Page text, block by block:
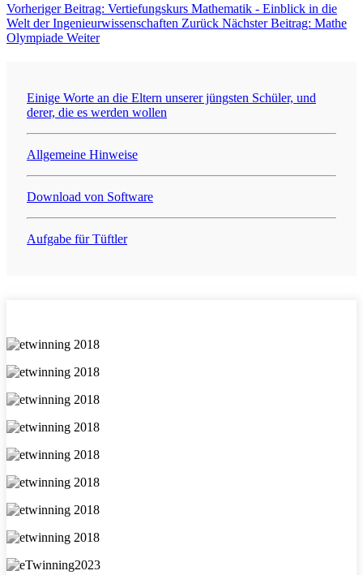
Vorheriger Beitrag: Vertiefungskurs Mathematik - Einblick in die
Welt der Ingenieurwissenschaften Zurück Nächster Beitrag: Mathe
Olympiade Weiter
Einige Worte an die Eltern unserer jüngsten Schüler, und
derer, die es werden wollen
Allgemeine Hinweise
Download von Software
Aufgabe für Tüftler